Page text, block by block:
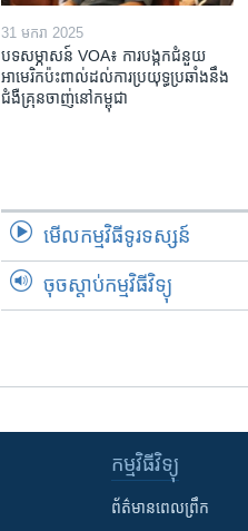
31 មករា 2025
បទសម្ភាសន៍ VOA៖ ការបង្កក​ជំនួយ​
អាមេរិក​ប៉ះពាល់ដល់​ការប្រយុទ្ធ​ប្រឆាំង​នឹង​
ជំងឺ​គ្រុនចាញ់​នៅ​កម្ពុជា
មើល​កម្មវិធី​ទូរទស្សន៍
ចុចស្តាប់កម្មវិធីវិទ្យុ
កម្មវិធី​វិទ្យុ
ព័ត៌មាន​ពេល​ព្រឹក